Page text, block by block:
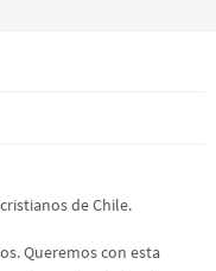
de Chile.
Queremos con esta